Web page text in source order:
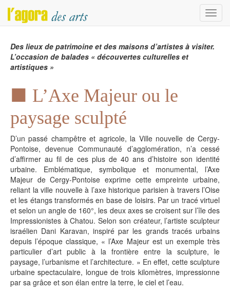
Menu
Des lieux de patrimoine et des maisons d’artistes à visiter.
L’occasion de balades « découvertes culturelles et
artistiques »
L’Axe Majeur ou le
paysage sculpté
D’un passé champêtre et agricole, la Ville nouvelle de Cergy-
Pontoise, devenue Communauté d’agglomération, n’a cessé
d’affirmer au fil de ces plus de 40 ans d’histoire son identité
urbaine. Emblématique, symbolique et monumental, l’Axe
Majeur de Cergy-Pontoise exprime cette empreinte urbaine,
reliant la ville nouvelle à l’axe historique parisien à travers l’Oise
et les étangs transformés en base de loisirs. Par un tracé virtuel
et selon un angle de 160°, les deux axes se croisent sur l’île des
Impressionistes à Chatou. Selon son créateur, l’artiste sculpteur
israélien Dani Karavan, inspiré par les grands tracés urbains
depuis l’époque classique, « l’Axe Majeur est un exemple très
particulier d’art public à la frontière entre la sculpture, le
paysage, l’urbanisme et l’architecture. » En effet, cette sculpture
urbaine spectaculaire, longue de trois kilomètres, impressionne
par sa grâce et son élan entre la terre, le ciel et l’eau.